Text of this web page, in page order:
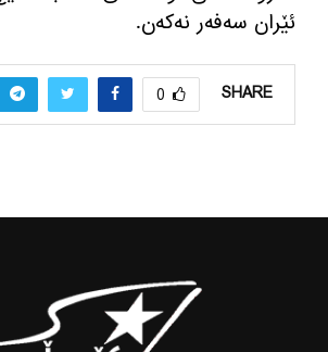
ئێران سه‌فه‌ر نه‌كه‌ن.
SHARE
0